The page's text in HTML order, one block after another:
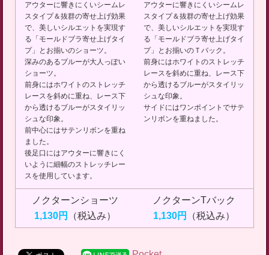
アウターに響きにくいシームレ
スタイプ＆抜群の寄せ上げ効果
で、美しいシルエットを実現す
る「モールドブラ寄せ上げタイ
プ」とお揃いのショーツ。
深みのあるブルーが大人っぽい
ショーツ。
前身にはホワイトのストレッチ
レースを斜めに重ね、レース下
から透けるブルーがスタイリッ
シュな印象。
前中心にはサテンリボンを重ね
ました。
後足口にはアウターに響きにく
いように細幅のストレッチレー
スを使用しています。
アウターに響きにくいシームレ
スタイプ＆抜群の寄せ上げ効果
で、美しいシルエットを実現す
る「モールドブラ寄せ上げタイ
プ」とお揃いのＴバック。
前身にはホワイトのストレッチ
レースを斜めに重ね、レース下
から透けるブルーがスタイリッ
シュな印象。
サイドにはワンポイントでサテ
ンリボンを重ねました。
ノクターンショーツ
1,130円
（税込み）
ノクターンTバック
1,130円
（税込み）